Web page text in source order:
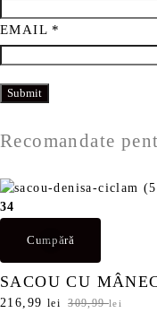
EMAIL *
Recomandate
34
Cumpără
SACOU CU
309,99lei
P
216,99 lei
P